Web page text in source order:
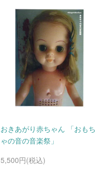
おきあがり赤ちゃん 「おもち
ゃの音の音楽祭」
5,500円(税込)